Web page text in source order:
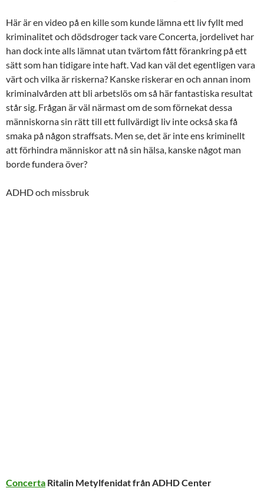
Här är en video på en kille som kunde lämna ett liv fyllt med
kriminalitet och dödsdroger tack vare Concerta, jordelivet har
han dock inte alls lämnat utan tvärtom fått förankring på ett
sätt som han tidigare inte haft. Vad kan väl det egentligen vara
värt och vilka är riskerna? Kanske riskerar en och annan inom
kriminalvården att bli arbetslös om så här fantastiska resultat
står sig. Frågan är väl närmast om de som förnekat dessa
människorna sin rätt till ett fullvärdigt liv inte också ska få
smaka på någon straffsats. Men se, det är inte ens kriminellt
att förhindra människor att nå sin hälsa, kanske något man
borde fundera över?
ADHD och missbruk
Concerta Ritalin Metylfenidat från ADHD Center